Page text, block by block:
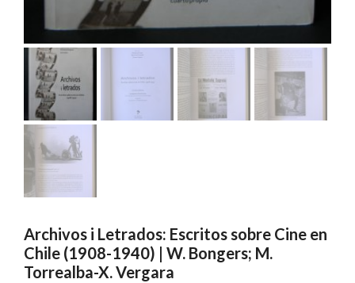
Archivos i Letrados: Escritos sobre Cine en
Chile (1908-1940) | W. Bongers; M.
Torrealba-X. Vergara